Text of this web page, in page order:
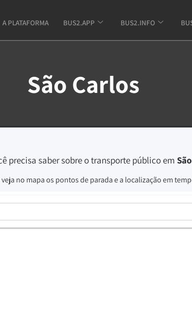
A PLATAFORMA BUS2.APP BUS2.INFO
São Carlos
precisa saber sobre o transporte público em
no mapa os pontos de parada e a localização em